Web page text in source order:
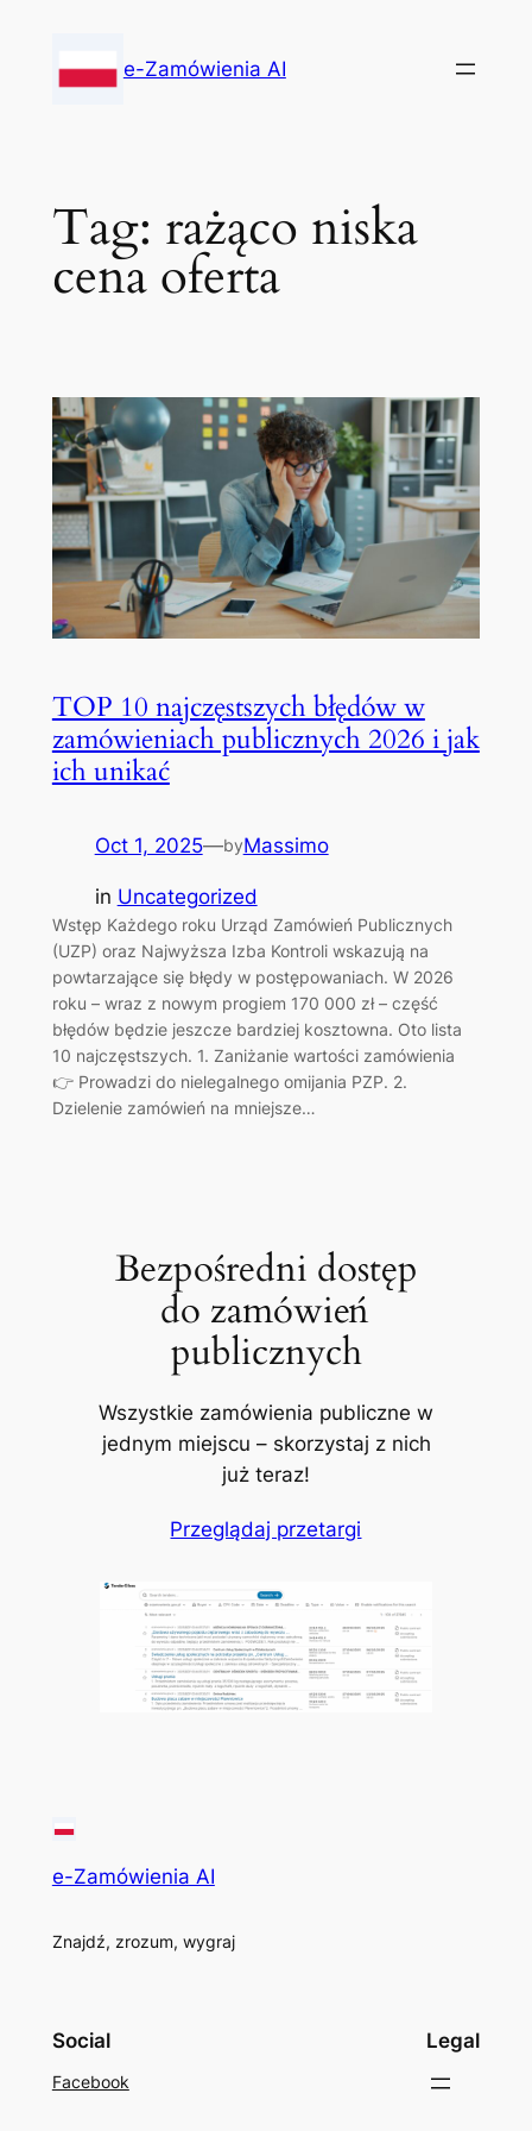
content
e-Zamówienia AI
Tag: rażąco niska
cena oferta
TOP 10 najczęstszych błędów w
zamówieniach publicznych 2026 i jak
ich unikać
Oct 1, 2025—byMassimo
in Uncategorized
Wstęp Każdego roku Urząd Zamówień Publicznych
(UZP) oraz Najwyższa Izba Kontroli wskazują na
powtarzające się błędy w postępowaniach. W 2026
roku – wraz z nowym progiem 170 000 zł – część
błędów będzie jeszcze bardziej kosztowna. Oto lista
10 najczęstszych. 1. Zaniżanie wartości zamówienia
👉 Prowadzi do nielegalnego omijania PZP. 2.
Dzielenie zamówień na mniejsze…
Bezpośredni dostęp
do zamówień
publicznych
Wszystkie zamówienia publiczne w
jednym miejscu – skorzystaj z nich
już teraz!
Przeglądaj przetargi
e-Zamówienia AI
Znajdź, zrozum, wygraj
Social
Facebook
Legal